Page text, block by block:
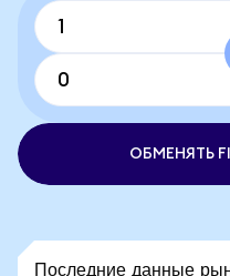
ОБМЕНЯТЬ
Последние данные